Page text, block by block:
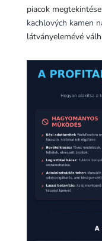
piacok
kachlových kamen
látványelemévé